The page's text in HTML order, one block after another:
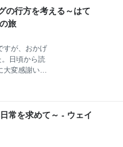
ぐアクセスで
型 5台 /身障
を紹介したい
「えんむす
展望台・ス
旅の行程 見附
でこちらに
あります。
き潮の際は島
とから、実際
も歩かない
の行方を考える～はて
旅
すが、おかげ
日頃から読
大変感謝いた
ままに紹介し
こまで続け
楽しみながら
グの読者制
だなぁ」と
常を求めて～ - ウェイ